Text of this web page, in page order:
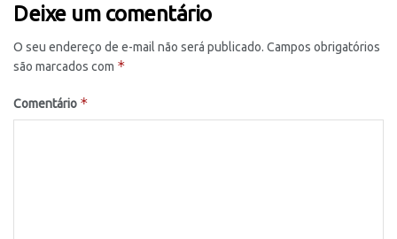
Deixe um comentário
O seu endereço de e-mail não será publicado. Campos obrigatórios
são marcados com *
Comentário *